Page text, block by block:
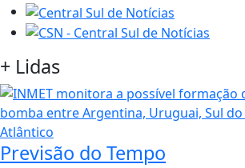
+ Lidas
Previsão do Tempo